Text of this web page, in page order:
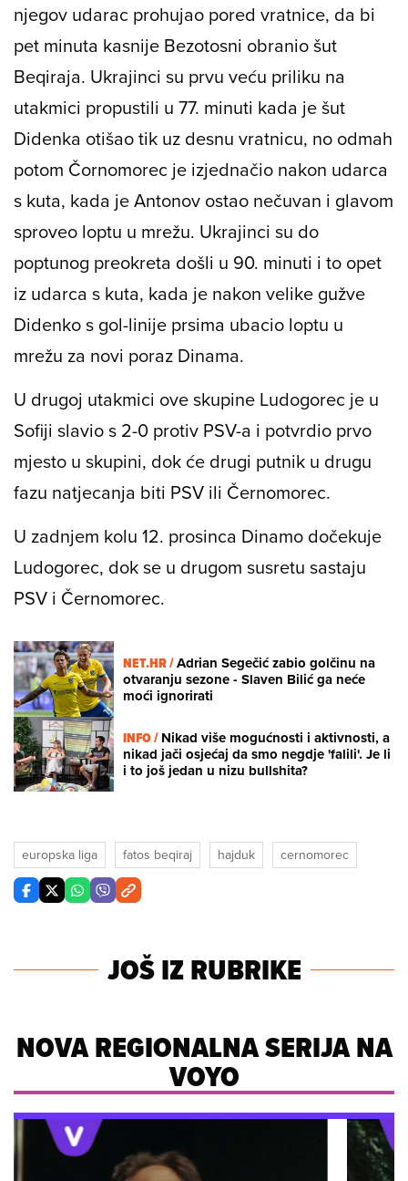
njegov udarac prohujao pored vratnice, da bi
pet minuta kasnije Bezotosni obranio šut
Beqiraja. Ukrajinci su prvu veću priliku na
utakmici propustili u 77. minuti kada je šut
Didenka otišao tik uz desnu vratnicu, no odmah
potom Čornomorec je izjednačio nakon udarca
s kuta, kada je Antonov ostao nečuvan i glavom
sproveo loptu u mrežu. Ukrajinci su do
poptunog preokreta došli u 90. minuti i to opet
iz udarca s kuta, kada je nakon velike gužve
Didenko s gol-linije prsima ubacio loptu u
mrežu za novi poraz Dinama.
U drugoj utakmici ove skupine Ludogorec je u
Sofiji slavio s 2-0 protiv PSV-a i potvrdio prvo
mjesto u skupini, dok će drugi putnik u drugu
fazu natjecanja biti PSV ili Černomorec.
U zadnjem kolu 12. prosinca Dinamo dočekuje
Ludogorec, dok se u drugom susretu sastaju
PSV i Černomorec.
NET.HR /Adrian Segečić zabio golčinu na
otvaranju sezone - Slaven Bilić ga neće
moći ignorirati
INFO /Nikad više mogućnosti i aktivnosti, a
nikad jači osjećaj da smo negdje 'falili'. Je li
i to još jedan u nizu bullshita?
europska liga fatos beqiraj hajduk cernomorec
JOŠ IZ RUBRIKE
NOVA REGIONALNA SERIJA NA
VOYO